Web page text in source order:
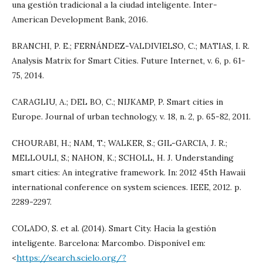
una gestión tradicional a la ciudad inteligente. Inter-
American Development Bank, 2016.
BRANCHI, P. E.; FERNÁNDEZ-VALDIVIELSO, C.; MATIAS, I. R.
Analysis Matrix for Smart Cities. Future Internet, v. 6, p. 61-
75, 2014.
CARAGLIU, A.; DEL BO, C.; NIJKAMP, P. Smart cities in
Europe. Journal of urban technology, v. 18, n. 2, p. 65-82, 2011.
CHOURABI, H.; NAM, T.; WALKER, S.; GIL-GARCIA, J. R.;
MELLOULI, S.; NAHON, K.; SCHOLL, H. J. Understanding
smart cities: An integrative framework. In: 2012 45th Hawaii
international conference on system sciences. IEEE, 2012. p.
2289-2297.
COLADO, S. et al. (2014). Smart City. Hacia la gestión
inteligente. Barcelona: Marcombo. Disponível em:
<https://search.scielo.org/?